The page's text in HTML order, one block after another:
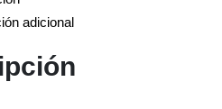
adicional